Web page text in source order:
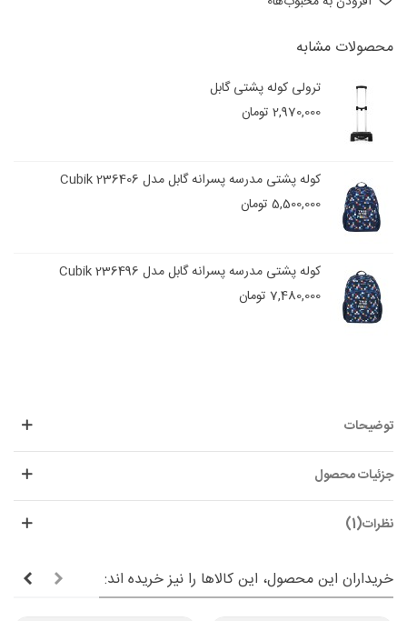
محصولات مشابه
ترولی کوله پشتی گابل
2,970,000 تومان
کوله پشتی مدرسه پسرانه گابل مدل Cubik 236406
5,500,000 تومان
کوله پشتی مدرسه پسرانه گابل مدل Cubik 236496
7,480,000 تومان
توضیحات
جزئیات محصول
نظرات(1)
خریداران این محصول، این کالاها را نیز خریده اند: